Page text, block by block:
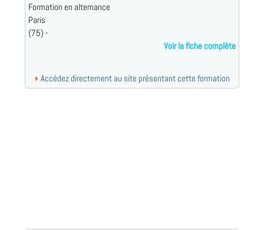
Formation en alternance
Paris
(75) -
Voir la fiche complète
Accédez directement au site présentant cette formation